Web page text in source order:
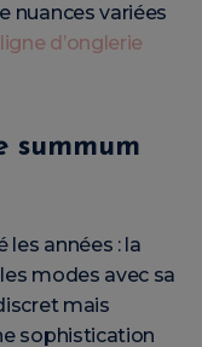
nuances variées
d’onglerie
summum
années : la
modes avec sa
mais
sophistication